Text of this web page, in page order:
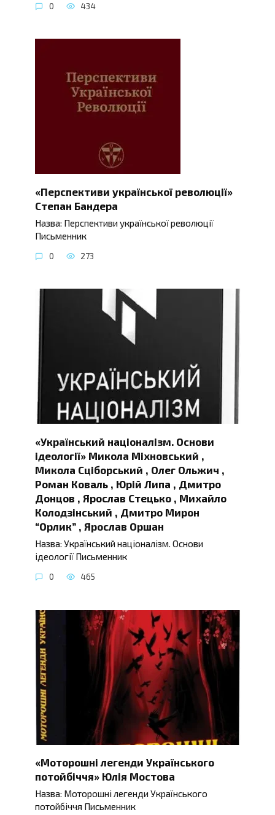
0 434
«Перспективи української революції»
Степан Бандера
Назва: Перспективи української революції
Письменник
0 273
«Український націоналізм. Основи
ідеології» Микола Міхновський ,
Микола Сціборський , Олег Ольжич ,
Роман Коваль , Юрій Липа , Дмитро
Донцов , Ярослав Стецько , Михайло
Колодзінський , Дмитро Мирон
“Орлик” , Ярослав Оршан
Назва: Український націоналізм. Основи
ідеології Письменник
0 465
«Моторошні легенди Українського
потойбіччя» Юлія Мостова
Назва: Моторошні легенди Українського
потойбіччя Письменник